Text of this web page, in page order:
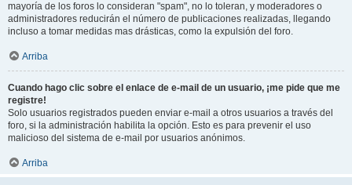
mayoría de los foros lo consideran "spam", no lo toleran, y moderadores o
administradores reducirán el número de publicaciones realizadas, llegando
incluso a tomar medidas mas drásticas, como la expulsión del foro.
Arriba
Cuando hago clic sobre el enlace de e-mail de un usuario, ¡me pide que me
registre!
Solo usuarios registrados pueden enviar e-mail a otros usuarios a través del
foro, si la administración habilita la opción. Esto es para prevenir el uso
malicioso del sistema de e-mail por usuarios anónimos.
Arriba